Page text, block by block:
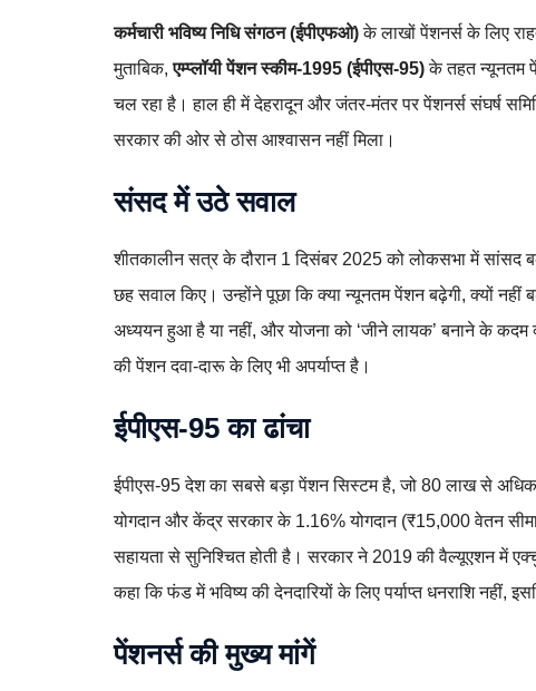
कर्मचारी भविष्य निधि संगठन (ईपीएफओ)के लाखों पेंशनर्स के लिए
मुताबिक,एम्प्लॉयी पेंशन स्कीम-1995 (ईपीएस-95)के तहत न्यूनतम
चल रहा है। हाल ही में देहरादून और जंतर-मंतर पर पेंशनर्स संघर्ष
सरकार की ओर से ठोस आश्वासन नहीं मिला।
संसद में उठे सवाल
शीतकालीन सत्र के दौरान 1 दिसंबर 2025 को लोकसभा में सांसद
छह सवाल किए। उन्होंने पूछा कि क्या न्यूनतम पेंशन बढ़ेगी, क्यों नहीं
अध्ययन हुआ है या नहीं, और योजना को ‘जीने लायक’ बनाने के
की पेंशन दवा-दारू के लिए भी अपर्याप्त है।
ईपीएस-95 का ढांचा
ईपीएस-95 देश का सबसे बड़ा पेंशन सिस्टम है, जो 80 लाख से अधिक
योगदान और केंद्र सरकार के 1.16% योगदान (₹15,000 वेतन
सहायता से सुनिश्चित होती है। सरकार ने 2019 की वैल्यूएशन में
कहा कि फंड में भविष्य की देनदारियों के लिए पर्याप्त धनराशि नहीं,
पेंशनर्स की मुख्य मांगें